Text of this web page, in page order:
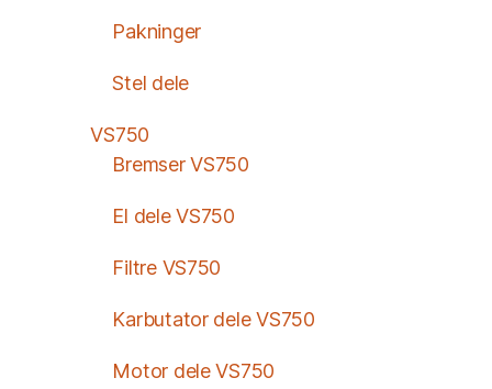
Pakninger
Stel dele
VS750
Bremser VS750
El dele VS750
Filtre VS750
Karbutator dele VS750
Motor dele VS750